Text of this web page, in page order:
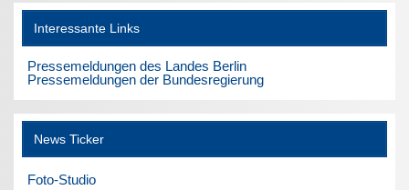
Interessante Links
Pressemeldungen des Landes Berlin
Pressemeldungen der Bundesregierung
News Ticker
Foto-Studio